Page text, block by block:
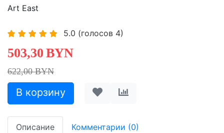
Art East
5.0 (голосов 4)
503,30 BYN
622,00 BYN
Описание Комментарии (0)